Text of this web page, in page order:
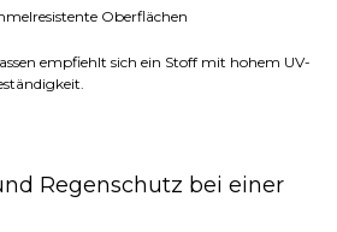
Oberflächen
empfiehlt sich ein Stoff mit hohem UV-
Regenschutz bei einer